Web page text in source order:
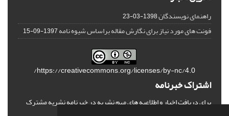
راهنمای نویسندگان1398-03-23
فونت های مورد نیاز برای نگارش مقاله براساس شیوه نامه1397-09-15
https://creativecommons.org/licenses/by-nc/4.0/
اشتراک خبرنامه
برای دریافت اخبار و اطلاعیه های مهم نشریه در خبرنامه نشریه مشترک